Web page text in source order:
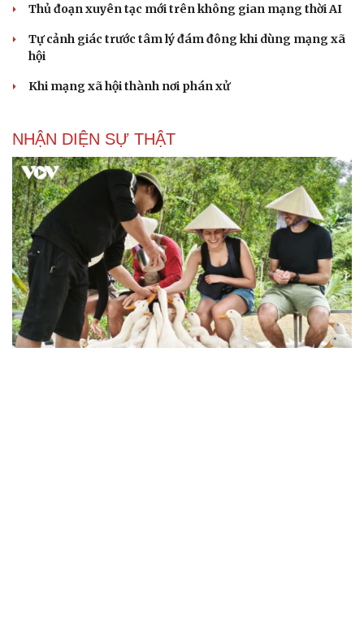
Thủ đoạn xuyên tạc mới trên không gian mạng thời AI
Tự cảnh giác trước tâm lý đám đông khi dùng mạng xã
hội
Khi mạng xã hội thành nơi phán xử
NHẬN DIỆN SỰ THẬT